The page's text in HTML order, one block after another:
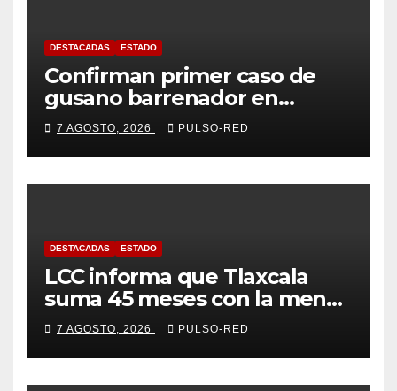
DESTACADAS ESTADO
Confirman primer caso de
gusano barrenador en
humano en Tlaxcala
7 AGOSTO, 2026 PULSO-RED
DESTACADAS ESTADO
LCC informa que Tlaxcala
suma 45 meses con la menor
tasa de delitos en el país
7 AGOSTO, 2026 PULSO-RED